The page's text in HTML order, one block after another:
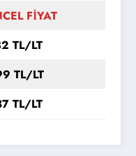
FİYAT
TL/LT
TL/LT
TL/LT